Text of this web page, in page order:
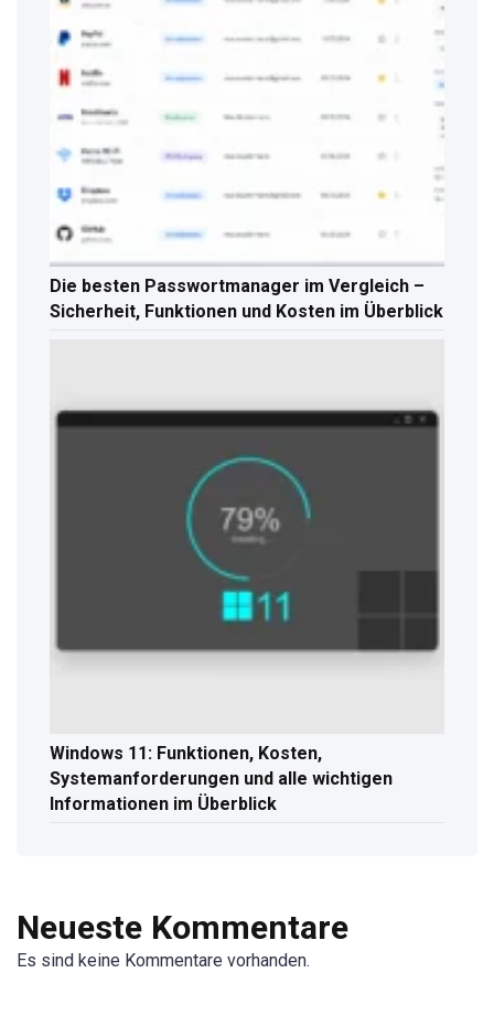
Die besten Passwortmanager im Vergleich –
Sicherheit, Funktionen und Kosten im Überblick
Windows 11: Funktionen, Kosten,
Systemanforderungen und alle wichtigen
Informationen im Überblick
Neueste Kommentare
Es sind keine Kommentare vorhanden.